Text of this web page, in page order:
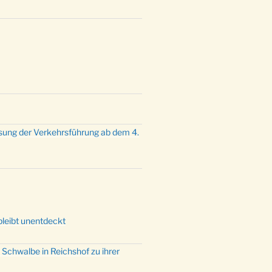
um 23:00 Uhr
der Verkehrsführung ab dem 4.
unentdeckt
in Reichshof zu ihrer